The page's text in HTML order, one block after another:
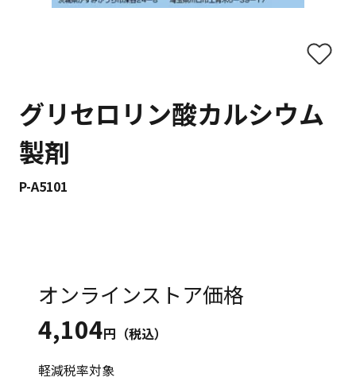
グリセロリン酸カルシウム
製剤
P-A5101
オンラインストア価格
4,104円（税込）
軽減税率対象